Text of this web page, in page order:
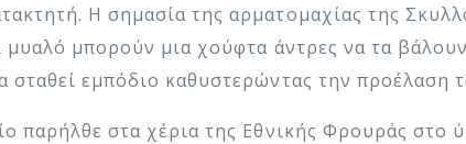
Η σημασία της αρματομαχίας της
μυαλό μπορούν μια χούφτα άντρες να τα
σταθεί εμπόδιο καθυστερώντας την προέλαση
παρήλθε στα χέρια της Εθνικής Φρουράς